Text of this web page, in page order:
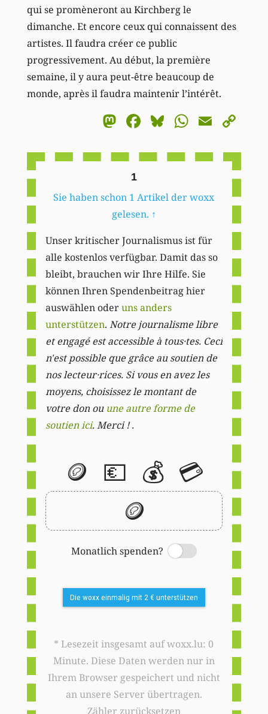
qui se promèneront au Kirchberg le
dimanche. Et encore ceux qui connaissent des
artistes. Il faudra créer ce public
progressivement. Au début, la première
semaine, il y aura peut-être beaucoup de
monde, après il faudra maintenir l’intérêt.
Mastodon
Facebook
BlueskyEmail
1
Sie haben schon 1 Artikel der woxx
gelesen. ↑
Unser kritischer Journalismus ist für
alle kostenlos verfügbar. Damit das so
bleibt, brauchen wir Ihre Hilfe. Sie
können Ihren Spendenbeitrag hier
auswählen oderuns anders
unterstützen. Notre journalisme libre
et engagé est accessible à tous·tes. Ceci
n'est possible que grâce au soutien de
nos lecteur·rices. Si vous en avez les
moyens, choisissez le montant de
votre don ou une autre forme de
soutien ici. Merci ! .
🪙 💶 💰 💳
🪙
Monatlich spenden?
Switch
Die woxx einmalig mit 2 € unterstützen
* Lesezeit insgesamt auf woxx.lu: 0
Minute. Diese Daten werden nur in
Ihrem Browser gespeichert und nicht
an unsere Server übertragen.
Zähler zurücksetzen